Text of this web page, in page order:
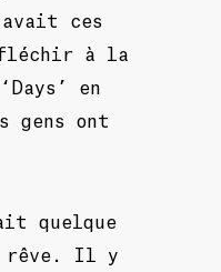
ces
à la
en
gens ont
quelque
rêve. Il y